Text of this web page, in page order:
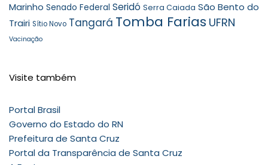
Marinho Senado Federal Seridó Serra Caiada São Bento do
Trairi Sítio Novo Tangará Tomba Farias UFRN
Vacinação
Visite também
Portal Brasil
Governo do Estado do RN
Prefeitura de Santa Cruz
Portal da Transparência de Santa Cruz